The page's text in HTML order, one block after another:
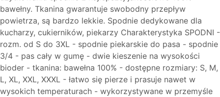
bawełny. Tkanina gwarantuje swobodny przepływ
powietrza, są bardzo lekkie. Spodnie dedykowane dla
kucharzy, cukierników, piekarzy Charakterystyka SPODNI -
rozm. od S do 3XL - spodnie piekarskie do pasa - spodnie
3/4 - pas cały w gumę - dwie kieszenie na wysokości
bioder - tkanina: bawełna 100% - dostępne rozmiary: S, M,
L, XL, XXL, XXXL - łatwo się pierze i prasuje nawet w
wysokich temperaturach - wykorzystywane w przemyśle